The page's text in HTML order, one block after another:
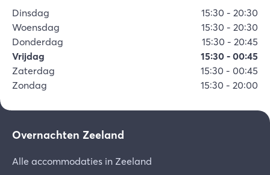
Dinsdag 15:30 - 20:30
Woensdag
15:30 - 20:30
Donderdag
15:30 - 20:45
Vrijdag
15:30 - 00:45
Zaterdag
15:30 - 00:45
Zondag
15:30 - 20:00
Overnachten Zeeland
Alle accommodaties in Zeeland